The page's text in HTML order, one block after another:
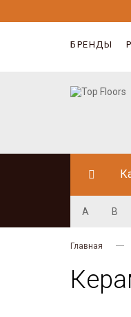
БРЕНДЫ
A B
Главная